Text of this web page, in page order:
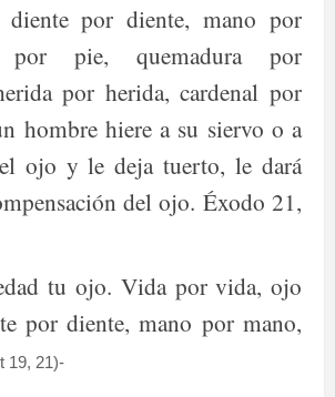
por diente, mano por
pie, quemadura por
por herida, cardenal por
hombre hiere a su siervo o a
ojo y le deja tuerto, le dará
del ojo. Éxodo 21,
tu ojo. Vida por vida, ojo
por diente, mano por mano,
19, 21)-